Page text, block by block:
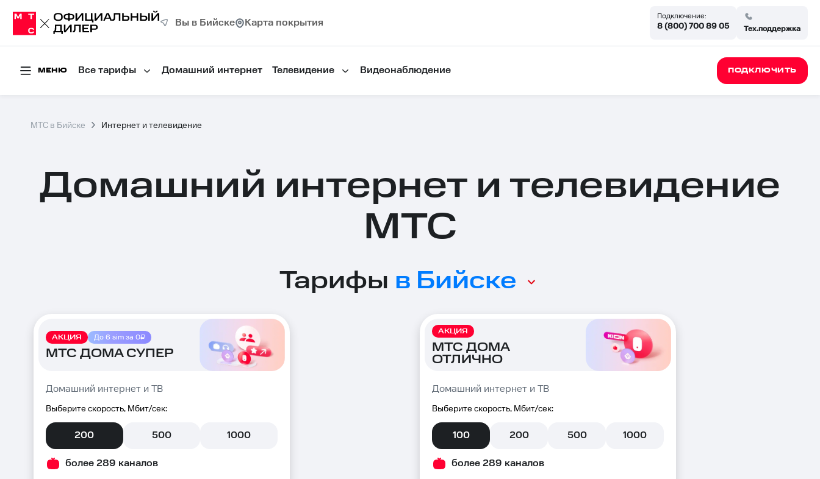
Вы в Бийске Карта покрытия
Подключение:
8 (800) 700 89 05 Тех.поддержка
МЕНЮ Все тарифы Домашний интернет Телевидение Видеонаблюдение ПОДКЛЮЧИТЬ
МТС в Бийске Интернет и телевидение
Домашний интернет и телевидение
МТС
Тарифы в Бийске
АКЦИЯ До 6 sim за 0₽
МТС ДОМА СУПЕР
Домашний интернет и ТВ
Выберите скорость, Мбит/сек:
200 500 1000
более 289 каналов
АКЦИЯ
МТС ДОМА
ОТЛИЧНО
Домашний интернет и ТВ
Выберите скорость, Мбит/сек:
100 200 500 1000
более 289 каналов